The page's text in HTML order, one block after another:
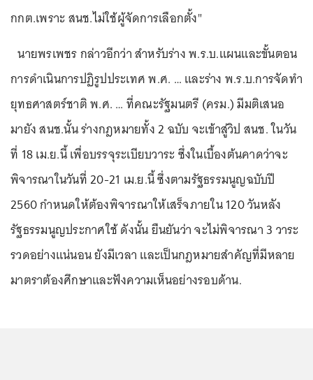
กกต.เพราะ สนช.ไม่ใช้ผู้จัดการเลือกตั้ง"
นายพรเพชร กล่าวอีกว่า สำหรับร่าง พ.ร.บ.แผนและขั้นตอน
การดำเนินการปฏิรูปประเทศ พ.ศ. … และร่าง พ.ร.บ.การจัดทำ
ยุทธศาสตร์ชาติ พ.ศ. … ที่คณะรัฐมนตรี (ครม.) มีมติเสนอ
มายัง สนช.นั้น ร่างกฎหมายทั้ง 2 ฉบับ จะเข้าสู่วิป สนช. ในวัน
ที่ 18 เม.ย.นี้ เพื่อบรรจุระเบียบวาระ ซึ่งในเบื้องต้นคาดว่าจะ
พิจารณาในวันที่ 20-21 เม.ย.นี้ ซึ่งตามรัฐธรรมนูญฉบับปี
2560 กำหนดให้ต้องพิจารณาให้เสร็จภายใน 120 วันหลัง
รัฐธรรมนูญประกาศใช้ ดังนั้น ยืนยันว่า จะไม่พิจารณา 3 วาระ
รวดอย่างแน่นอน ยังมีเวลา และเป็นกฎหมายสำคัญที่มีหลาย
มาตราต้องศึกษาและฟังความเห็นอย่างรอบด้าน.